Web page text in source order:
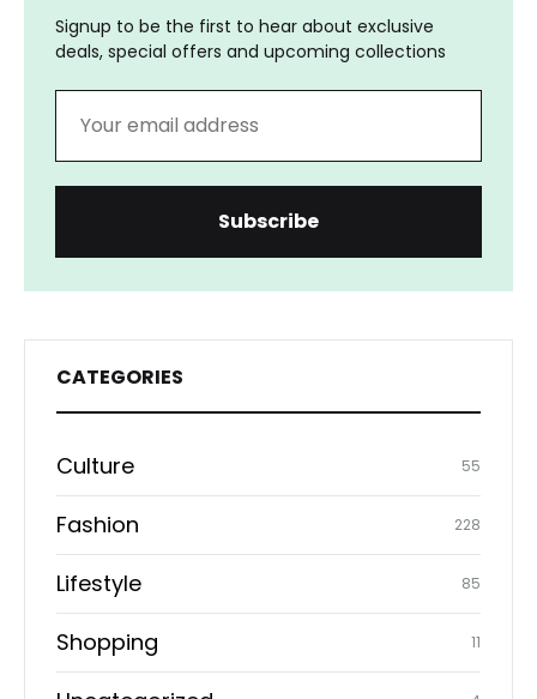
Signup to be the first to hear about exclusive
deals, special offers and upcoming collections
CATEGORIES
Culture 55
Fashion 228
Lifestyle 85
Shopping 11